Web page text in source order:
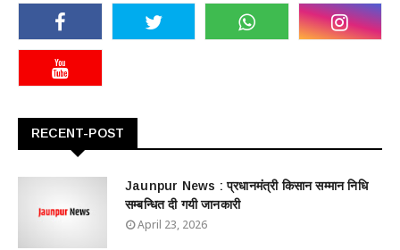
RECENT-POST
Jaunpur News : ​प्रधानमंत्री किसान सम्मान निधि
सम्बन्धित दी गयी जानकारी
April 23, 2026